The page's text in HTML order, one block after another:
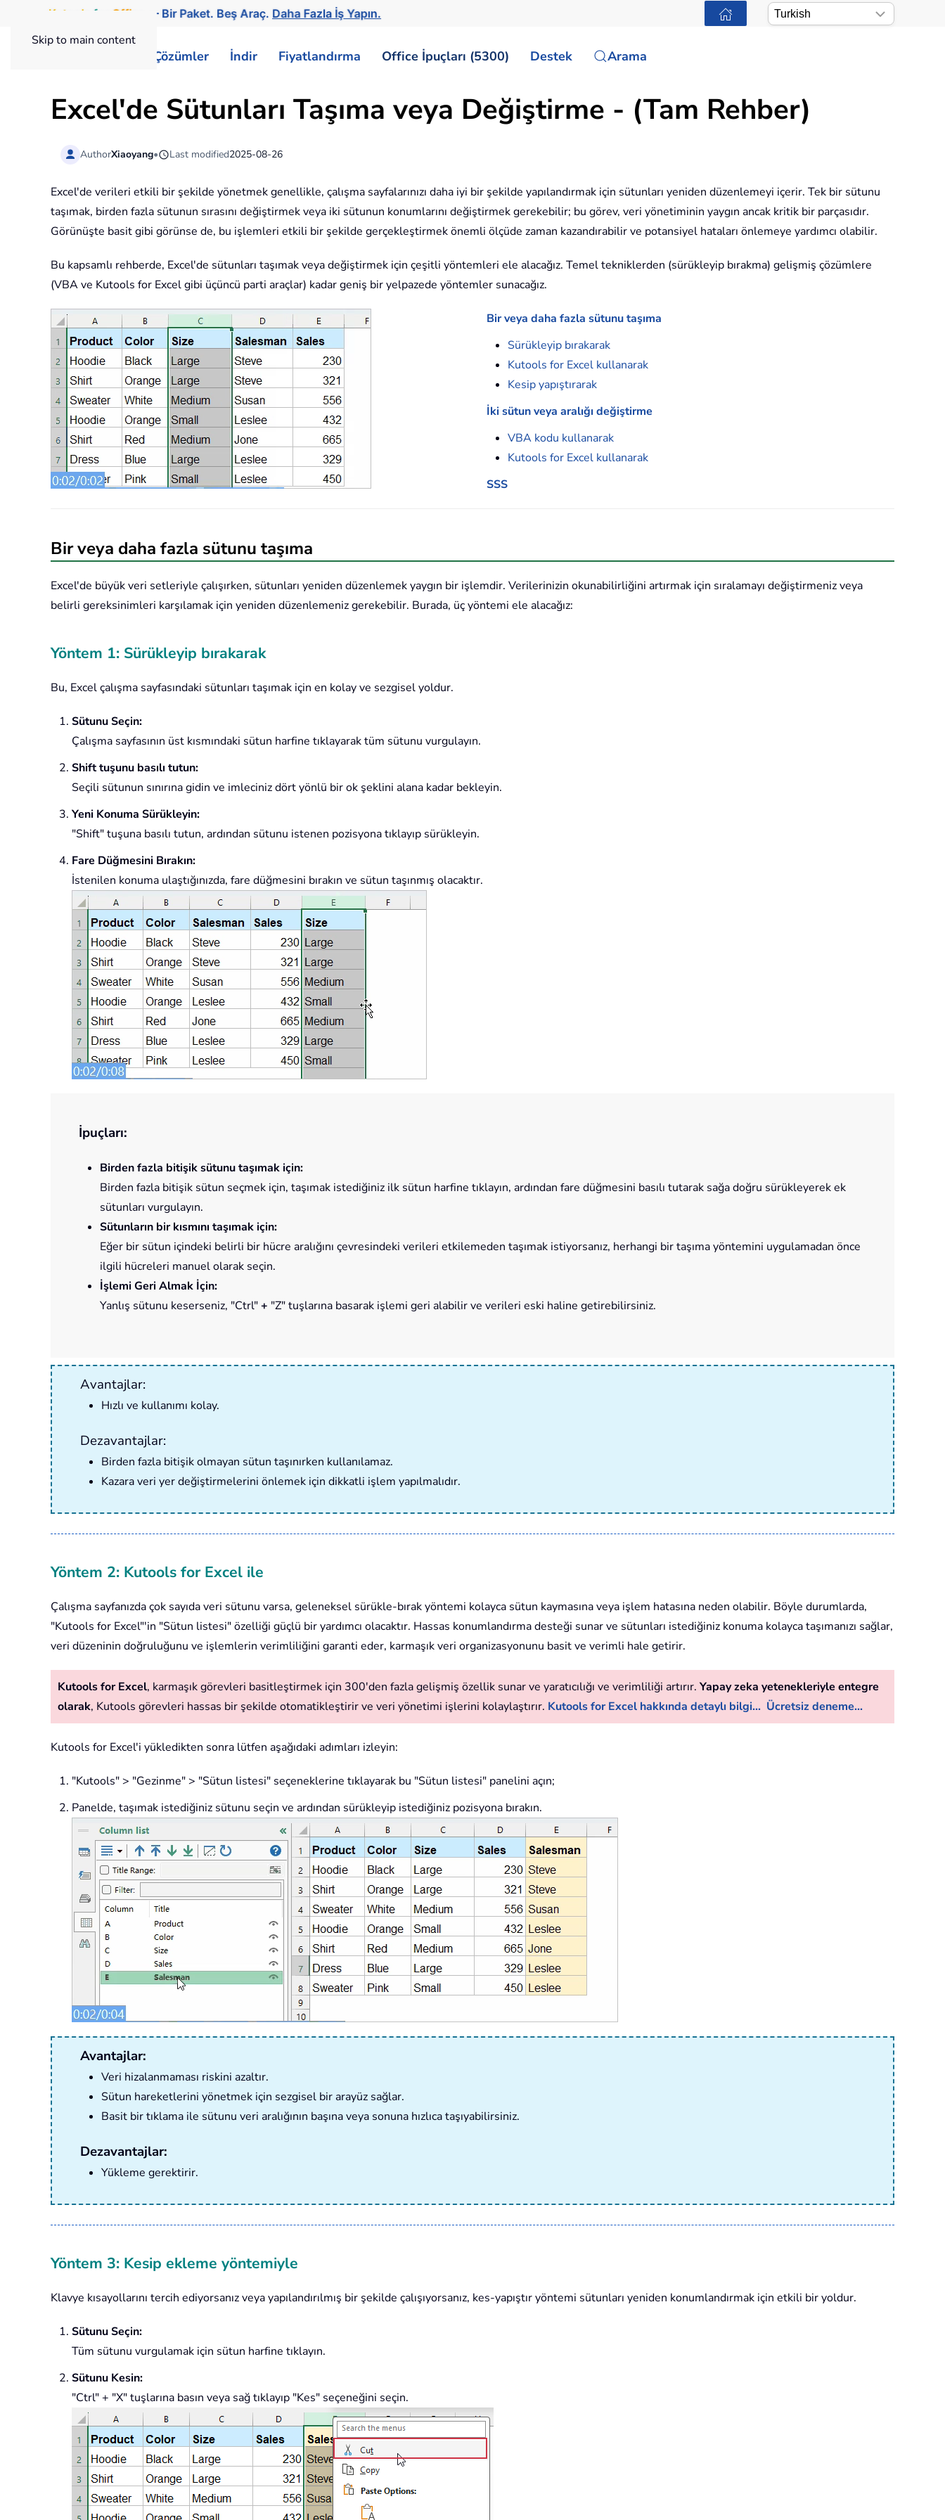
Skip to main content
Kutools for Office — Bir Paket. Beş Araç.Daha Fazla İş Yapın.
Çözümler İndir Fiyatlandırma Office İpuçları (5300) Destek Arama
Excel'de Sütunları Taşıma veya Değiştirme - (Tam Rehber)
AuthorXiaoyang• Last modified2025-08-26
Excel'de verileri etkili bir şekilde yönetmek genellikle, çalışma sayfalarınızı daha iyi bir şekilde yapılandırmak için sütunları yeniden düzenlemeyi içerir. Tek bir sütunu
taşımak, birden fazla sütunun sırasını değiştirmek veya iki sütunun konumlarını değiştirmek gerekebilir; bu görev, veri yönetiminin yaygın ancak kritik bir parçasıdır.
Görünüşte basit gibi görünse de, bu işlemleri etkili bir şekilde gerçekleştirmek önemli ölçüde zaman kazandırabilir ve potansiyel hataları önlemeye yardımcı olabilir.
Bu kapsamlı rehberde, Excel'de sütunları taşımak veya değiştirmek için çeşitli yöntemleri ele alacağız. Temel tekniklerden (sürükleyip bırakma) gelişmiş çözümlere
(VBA ve Kutools for Excel gibi üçüncü parti araçlar) kadar geniş bir yelpazede yöntemler sunacağız.
Bir veya daha fazla sütunu taşıma
Sürükleyip bırakarak
Kutools for Excel kullanarak
Kesip yapıştırarak
İki sütun veya aralığı değiştirme
VBA kodu kullanarak
Kutools for Excel kullanarak
SSS
Bir veya daha fazla sütunu taşıma
Excel'de büyük veri setleriyle çalışırken, sütunları yeniden düzenlemek yaygın bir işlemdir. Verilerinizin okunabilirliğini artırmak için sıralamayı değiştirmeniz veya
belirli gereksinimleri karşılamak için yeniden düzenlemeniz gerekebilir. Burada, üç yöntemi ele alacağız:
Yöntem 1: Sürükleyip bırakarak
Bu, Excel çalışma sayfasındaki sütunları taşımak için en kolay ve sezgisel yoldur.
Sütunu Seçin:
Çalışma sayfasının üst kısmındaki sütun harfine tıklayarak tüm sütunu vurgulayın.
Shift tuşunu basılı tutun:
Seçili sütunun sınırına gidin ve imleciniz dört yönlü bir ok şeklini alana kadar bekleyin.
Yeni Konuma Sürükleyin:
"Shift" tuşuna basılı tutun, ardından sütunu istenen pozisyona tıklayıp sürükleyin.
Fare Düğmesini Bırakın:
İstenilen konuma ulaştığınızda, fare düğmesini bırakın ve sütun taşınmış olacaktır.
İpuçları:
Birden fazla bitişik sütunu taşımak için:
Birden fazla bitişik sütun seçmek için, taşımak istediğiniz ilk sütun harfine tıklayın, ardından fare düğmesini basılı tutarak sağa doğru sürükleyerek ek
sütunları vurgulayın.
Sütunların bir kısmını taşımak için:
Eğer bir sütun içindeki belirli bir hücre aralığını çevresindeki verileri etkilemeden taşımak istiyorsanız, herhangi bir taşıma yöntemini uygulamadan önce
ilgili hücreleri manuel olarak seçin.
İşlemi Geri Almak İçin:
Yanlış sütunu keserseniz, "Ctrl"+ "Z" tuşlarına basarak işlemi geri alabilir ve verileri eski haline getirebilirsiniz.
Avantajlar:
Hızlı ve kullanımı kolay.
Dezavantajlar:
Birden fazla bitişik olmayan sütun taşınırken kullanılamaz.
Kazara veri yer değiştirmelerini önlemek için dikkatli işlem yapılmalıdır.
Yöntem 2: Kutools for Excel ile
Çalışma sayfanızda çok sayıda veri sütunu varsa, geleneksel sürükle-bırak yöntemi kolayca sütun kaymasına veya işlem hatasına neden olabilir. Böyle durumlarda,
"Kutools for Excel"'in "Sütun listesi" özelliği güçlü bir yardımcı olacaktır. Hassas konumlandırma desteği sunar ve sütunları istediğiniz konuma kolayca taşımanızı sağlar,
veri düzeninin doğruluğunu ve işlemlerin verimliliğini garanti eder, karmaşık veri organizasyonunu basit ve verimli hale getirir.
Kutools for Excel, karmaşık görevleri basitleştirmek için 300'den fazla gelişmiş özellik sunar ve yaratıcılığı ve verimliliği artırır. Yapay zeka yetenekleriyle entegre
olarak, Kutools görevleri hassas bir şekilde otomatikleştirir ve veri yönetimi işlerini kolaylaştırır. Kutools for Excel hakkında detaylı bilgi... Ücretsiz deneme...
Kutools for Excel'i yükledikten sonra lütfen aşağıdaki adımları izleyin:
"Kutools" > "Gezinme" > "Sütun listesi" seçeneklerine tıklayarak bu "Sütun listesi" panelini açın;
Panelde, taşımak istediğiniz sütunu seçin ve ardından sürükleyip istediğiniz pozisyona bırakın.
Avantajlar:
Veri hizalanmaması riskini azaltır.
Sütun hareketlerini yönetmek için sezgisel bir arayüz sağlar.
Basit bir tıklama ile sütunu veri aralığının başına veya sonuna hızlıca taşıyabilirsiniz.
Dezavantajlar:
Yükleme gerektirir.
Yöntem 3: Kesip ekleme yöntemiyle
Klavye kısayollarını tercih ediyorsanız veya yapılandırılmış bir şekilde çalışıyorsanız, kes-yapıştır yöntemi sütunları yeniden konumlandırmak için etkili bir yoldur.
Sütunu Seçin:
Tüm sütunu vurgulamak için sütun harfine tıklayın.
Sütunu Kesin:
"Ctrl" + "X" tuşlarına basın veya sağ tıklayıp "Kes" seçeneğini seçin.